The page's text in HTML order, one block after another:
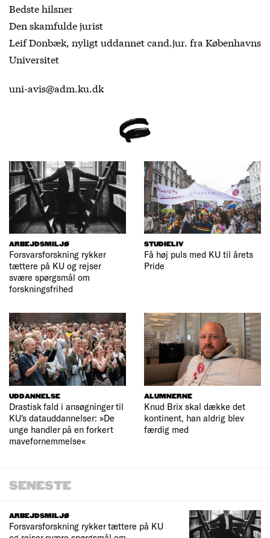
Bedste hilsner
Den skamfulde jurist
Leif Donbæk, nyligt uddannet cand.jur. fra Københavns
Universitet
uni-avis@adm.ku.dk
ARBEJDSMILJØ
Forsvarsforskning rykker
tættere på KU og rejser
svære spørgsmål om
forskningsfrihed
STUDIELIV
Få høj puls med KU til årets
Pride
UDDANNELSE
Drastisk fald i ansøgninger til
KU's datauddannelser: »De
unge handler på en forkert
mavefornemmelse«
ALUMNERNE
Knud Brix skal dække det
kontinent, han aldrig blev
færdig med
SENESTE
ARBEJDSMILJØ
Forsvarsforskning rykker tættere på KU